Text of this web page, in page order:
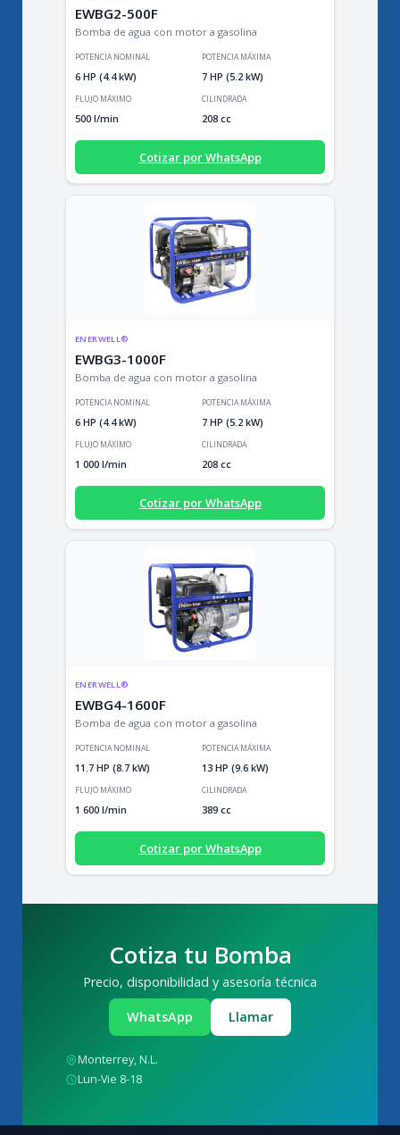
EWBG2-500F
Bomba de agua con motor a gasolina
POTENCIA NOMINAL
6 HP (4.4 kW)
POTENCIA MÁXIMA
7 HP (5.2 kW)
FLUJO MÁXIMO
500 l/min
CILINDRADA
208 cc
Cotizar por WhatsApp
ENERWELL®
EWBG3-1000F
Bomba de agua con motor a gasolina
POTENCIA NOMINAL
6 HP (4.4 kW)
POTENCIA MÁXIMA
7 HP (5.2 kW)
FLUJO MÁXIMO
1 000 l/min
CILINDRADA
208 cc
Cotizar por WhatsApp
ENERWELL®
EWBG4-1600F
Bomba de agua con motor a gasolina
POTENCIA NOMINAL
11.7 HP (8.7 kW)
POTENCIA MÁXIMA
13 HP (9.6 kW)
FLUJO MÁXIMO
1 600 l/min
CILINDRADA
389 cc
Cotizar por WhatsApp
Cotiza tu Bomba
Precio, disponibilidad y asesoría técnica
WhatsApp Llamar
Monterrey, N.L.
Lun-Vie 8-18